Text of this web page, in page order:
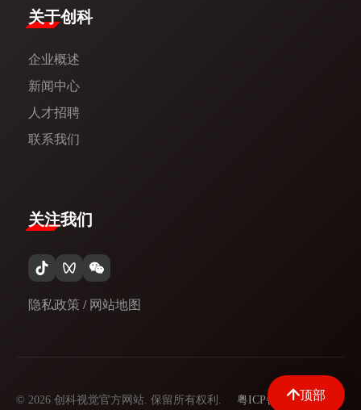
顶部
​关于创科​
企业概述
新闻中心​
人才招聘
联系我们
关注我们
隐私政策 / 网站地图
© 2026 创科视觉官方网站. 保留所有权利. 粤ICP备09097329号